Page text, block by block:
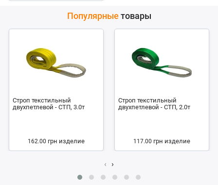
Популярные товары
Строп текстильный
двухпетлевой - СТП, 3.0т
162.00 грн изделие
Строп текстильный
двухпетлевой - СТП, 2.0т
117.00 грн изделие
‹ ›